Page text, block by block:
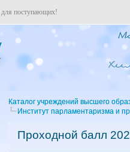
поступающих!
Каталог учреждений высшего
Институт парламентаризма и
Проходной балл